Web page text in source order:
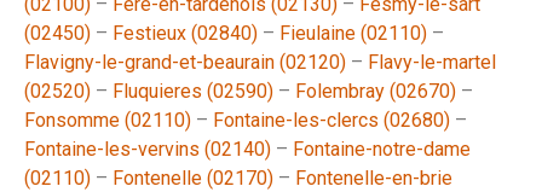
(02450) – Festieux (02840) – Fieulaine (02110) –
Flavigny-le-grand-et-beaurain (02120) – Flavy-le-martel
(02520) – Fluquieres (02590) – Folembray (02670) –
Fonsomme (02110) – Fontaine-les-clercs (02680) –
Fontaine-les-vervins (02140) – Fontaine-notre-dame
(02110) – Fontenelle (02170) – Fontenelle-en-brie